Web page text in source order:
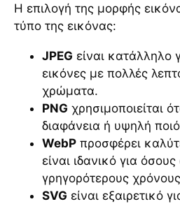
Η επιλογή της μορφής
τύπο της εικόνας:
JPEG είναι κατάλληλο
εικόνες με πολλές
χρώματα.
PNG χρησιμοποιείται
διαφάνεια ή υψηλή
WebP προσφέρει
είναι ιδανικό για
γρηγορότερους
SVG είναι εξαιρετικό